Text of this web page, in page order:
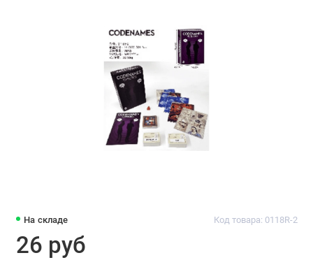
На складе Код товара: 0118R-2
26 руб